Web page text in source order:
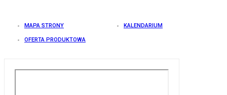
MAPA STRONY KALENDARIUM
OFERTA PRODUKTOWA